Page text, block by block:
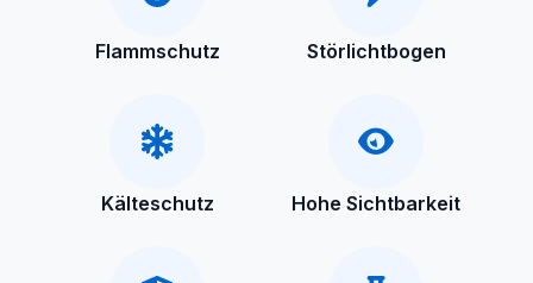
Flammschutz Störlichtbogen
Kälteschutz Hohe Sichtbarkeit